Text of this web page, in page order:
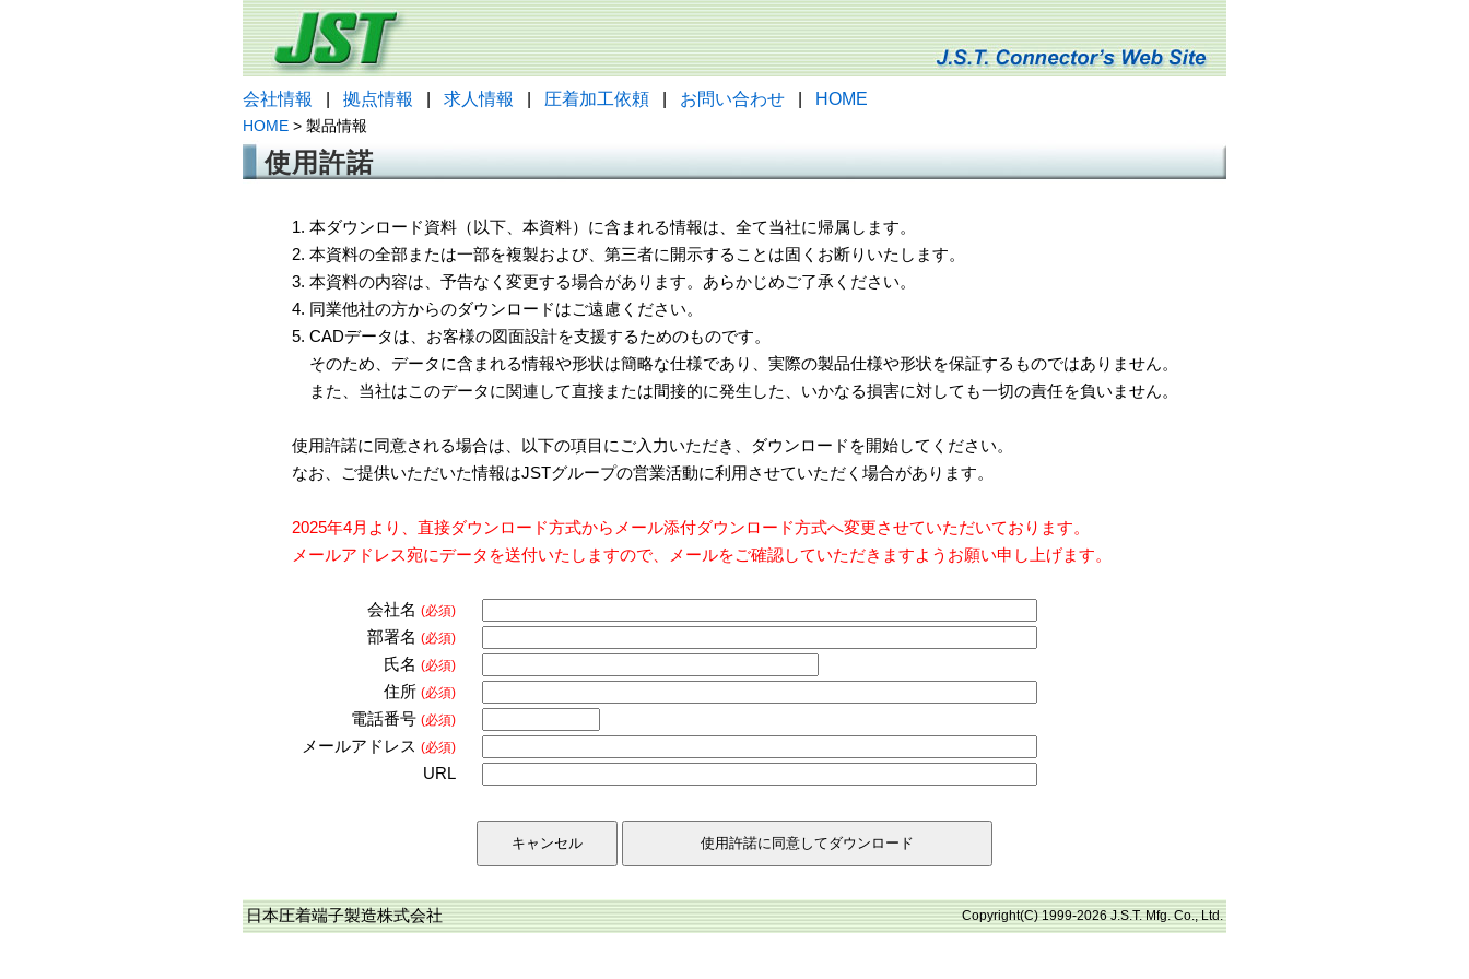
会社情報 拠点情報 求人情報 圧着加工依頼 お問い合わせ HOME
HOME > 製品情報
使用許諾
1. 本ダウンロード資料（以下、本資料）に含まれる情報は、全て当社に帰属します。
2. 本資料の全部または一部を複製および、第三者に開示することは固くお断りいたします。
3. 本資料の内容は、予告なく変更する場合があります。あらかじめご了承ください。
4. 同業他社の方からのダウンロードはご遠慮ください。
5. CADデータは、お客様の図面設計を支援するためのものです。
そのため、データに含まれる情報や形状は簡略な仕様であり、実際の製品仕様や形状を保証するものではありません。
また、当社はこのデータに関連して直接または間接的に発生した、いかなる損害に対しても一切の責任を負いません。
使用許諾に同意される場合は、以下の項目にご入力いただき、ダウンロードを開始してください。
なお、ご提供いただいた情報はJSTグループの営業活動に利用させていただく場合があります。
2025年4月より、直接ダウンロード方式からメール添付ダウンロード方式へ変更させていただいております。
メールアドレス宛にデータを送付いたしますので、メールをご確認していただきますようお願い申し上げます。
会社名 (必須)
部署名 (必須)
氏名 (必須)
住所 (必須)
電話番号 (必須)
メールアドレス (必須)
URL
日本圧着端子製造株式会社 Copyright(C) 1999-2026 J.S.T. Mfg. Co., Ltd.